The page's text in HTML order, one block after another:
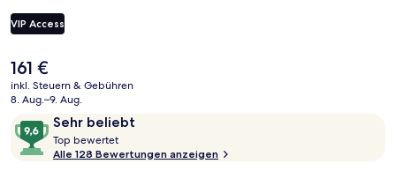
Bahn läuft man 4 Minuten (Station Rato) bzw. 5 Minuten (Haltestelle
Rato).
VIP Access
Der
aktuelle
Preis
161 €.
161 €
inkl. Steuern & Gebühren
8. Aug.–9. Aug.
Bewertungen
Sehr beliebt
9,6
von
10,
Top bewertet
o
Alle 128 Bewertungen anzeigen